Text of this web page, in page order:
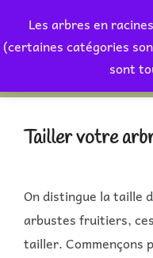
Les arbres en
(certaines catégories
sont
contenu
Tailler votre
On distingue la taille
arbustes fruitiers,
tailler. Commençons